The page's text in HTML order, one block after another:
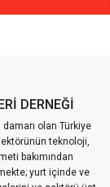
DERNEĞİ
damarı olan Türkiye
teknoloji,
bakımından
yurt içinde ve